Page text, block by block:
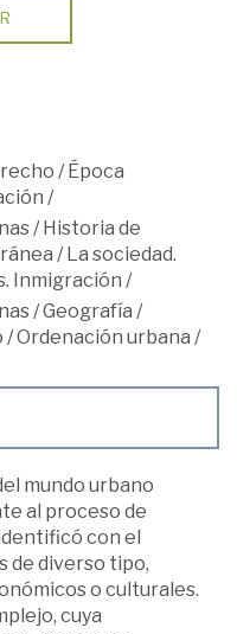
/Época
/
/Historia de
/La sociedad.
Inmigración /
/Geografía /
/Ordenación urbana /
mundo urbano
al proceso de
con el
de diverso tipo,
o culturales.
cuya